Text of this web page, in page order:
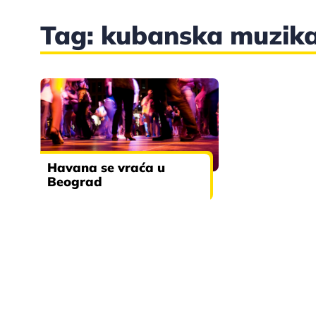
Tag: kubanska
Havana se vraća u
Beograd